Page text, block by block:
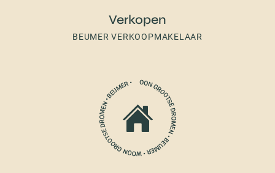
Verkopen
BEUMER VERKOOPMAKELAAR